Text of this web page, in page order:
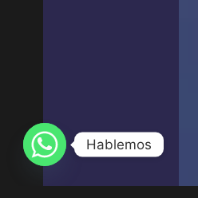
Hablemos